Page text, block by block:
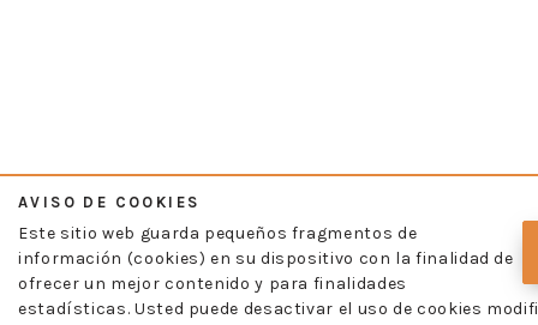
AVISO DE COOKIES
Este sitio web guarda pequeños fragmentos de
información (cookies) en su dispositivo con la finalidad de
ofrecer un mejor contenido y para finalidades
estadísticas. Usted puede desactivar el uso de cookies